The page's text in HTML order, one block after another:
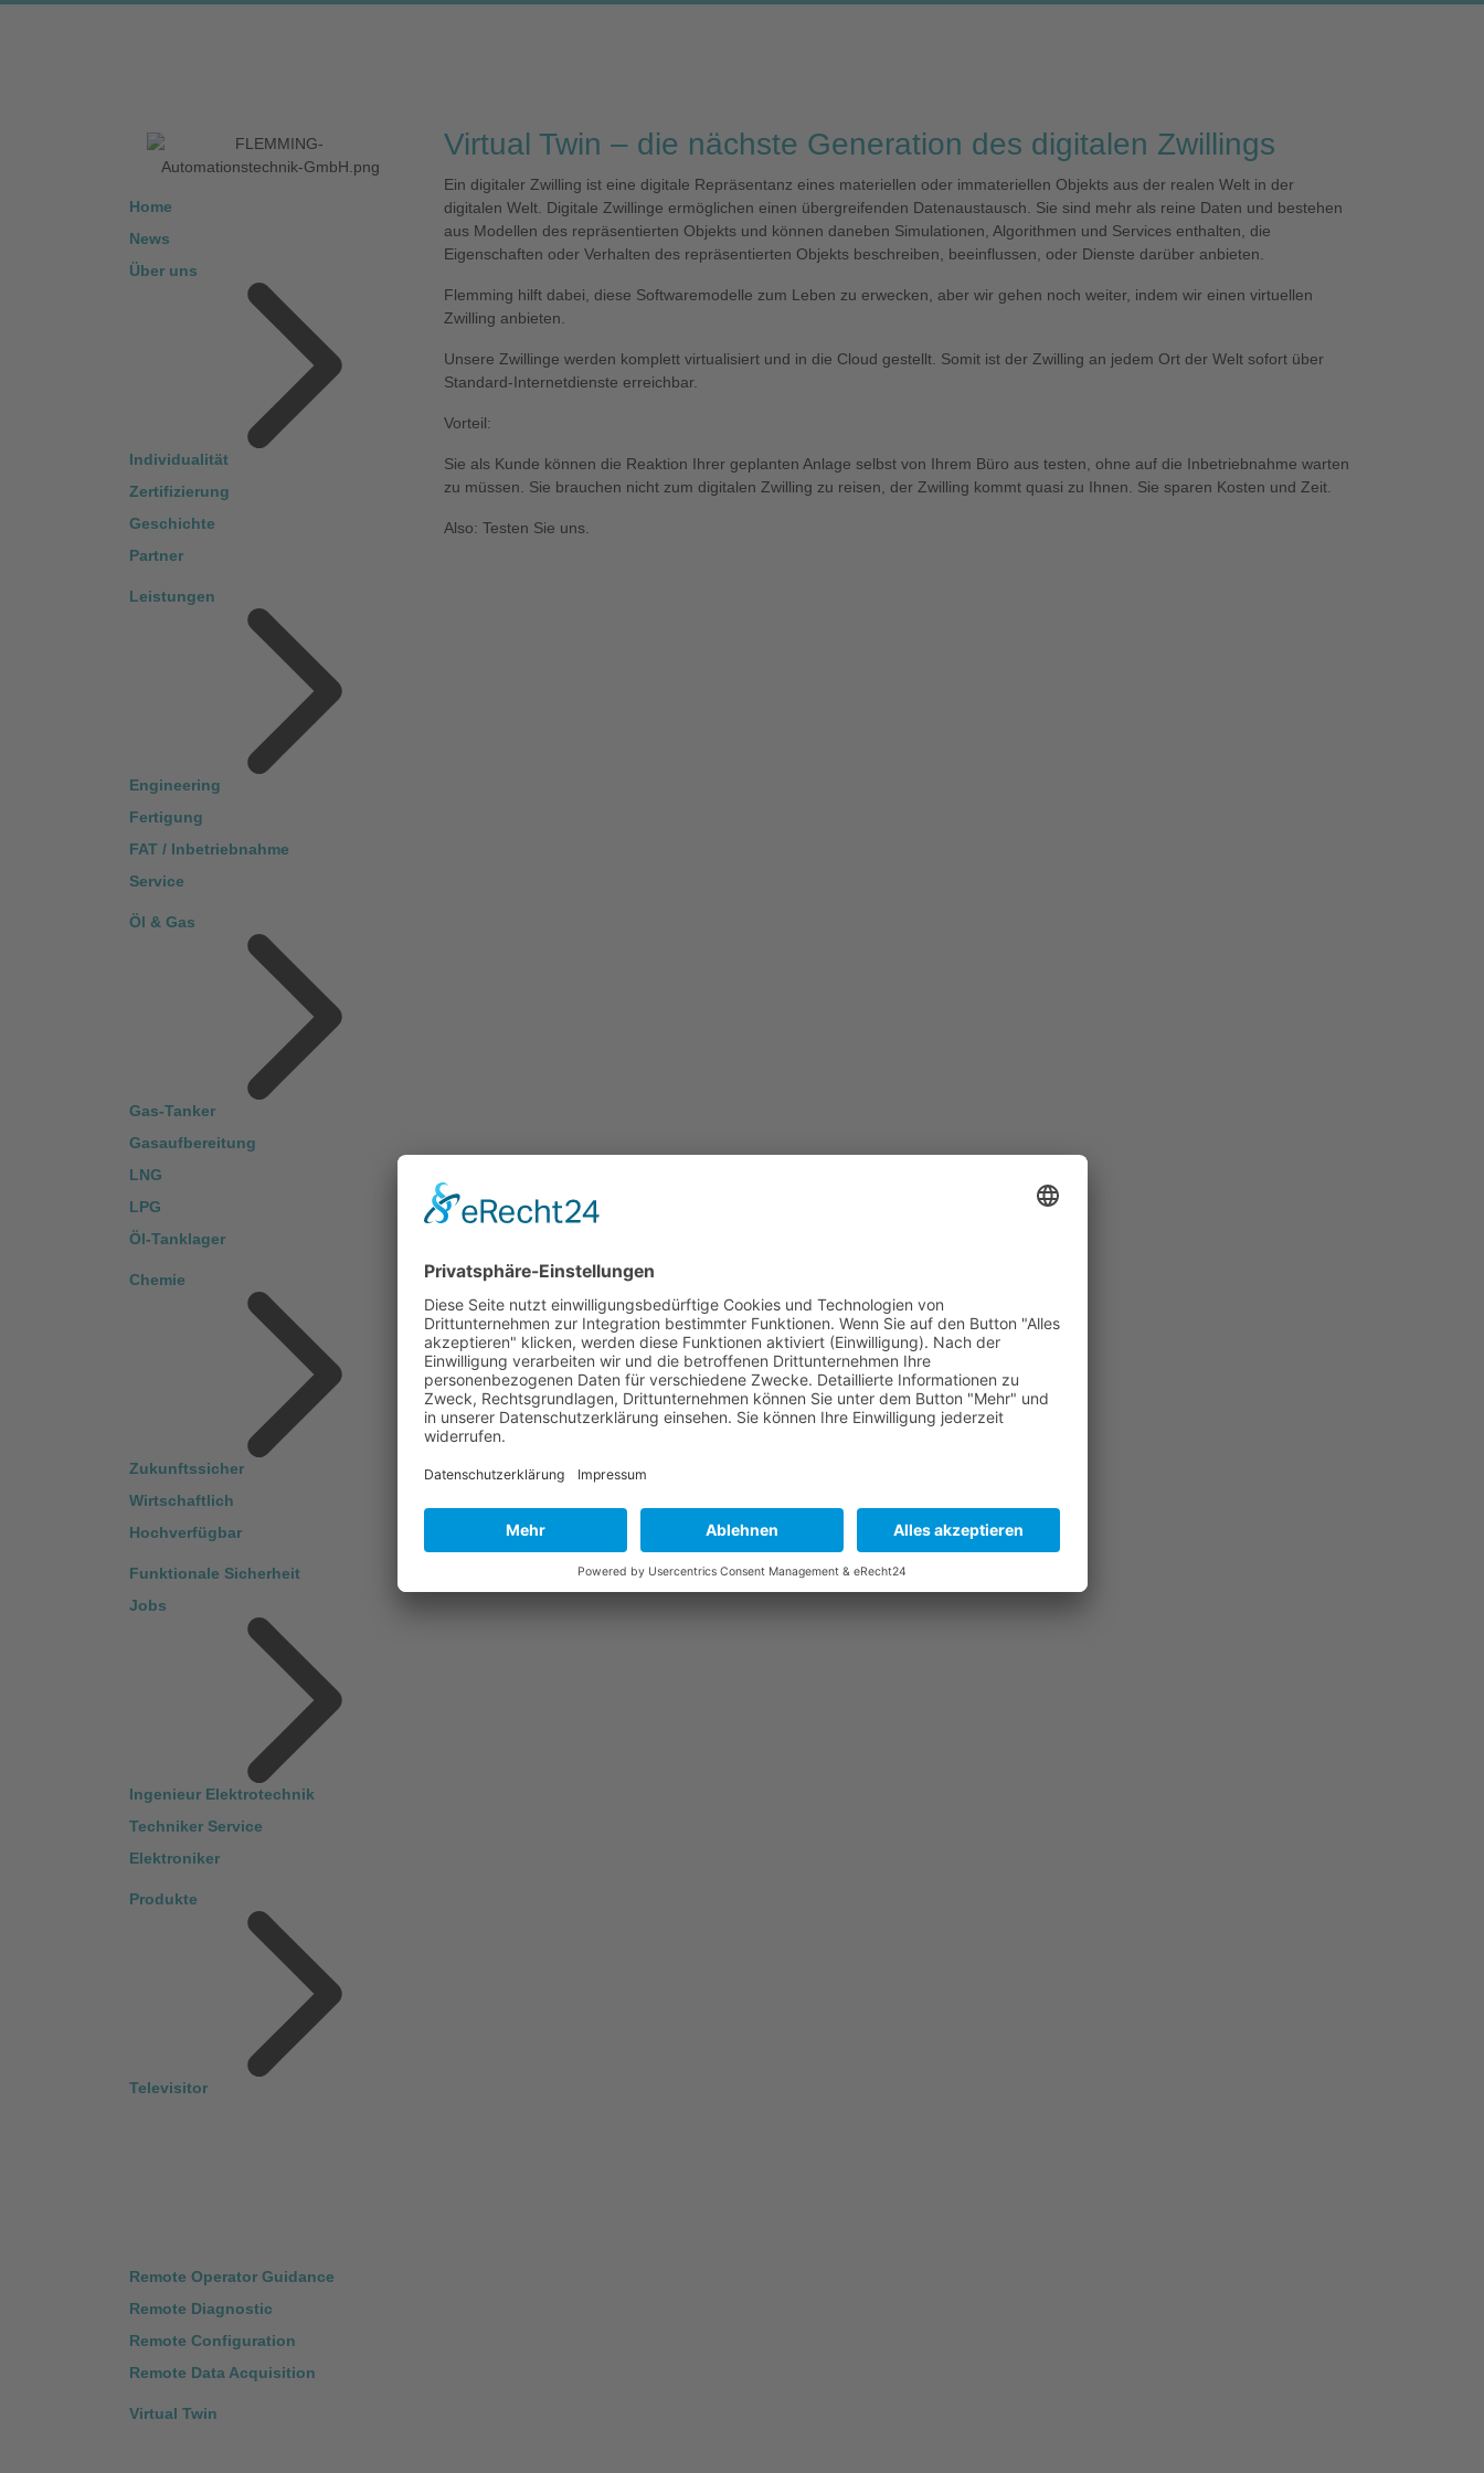
Home
News
Über uns
Individualität
Zertifizierung
Geschichte
Partner
Leistungen
Engineering
Fertigung
FAT / Inbetriebnahme
Service
Öl & Gas
Gas-Tanker
Gasaufbereitung
LNG
LPG
Öl-Tanklager
Chemie
Zukunftssicher
Wirtschaftlich
Hochverfügbar
Funktionale Sicherheit
Jobs
Ingenieur Elektrotechnik
Techniker Service
Elektroniker
Produkte
Televisitor
Remote Operator Guidance
Remote Diagnostic
Remote Configuration
Remote Data Acquisition
Virtual Twin
Virtual Twin – die nächste Generation des digitalen Zwillings
Ein digitaler Zwilling ist eine digitale Repräsentanz eines materiellen oder immateriellen Objekts aus der realen Welt in der
digitalen Welt. Digitale Zwillinge ermöglichen einen übergreifenden Datenaustausch. Sie sind mehr als reine Daten und bestehen
aus Modellen des repräsentierten Objekts und können daneben Simulationen, Algorithmen und Services enthalten, die
Eigenschaften oder Verhalten des repräsentierten Objekts beschreiben, beeinflussen, oder Dienste darüber anbieten.
Flemming hilft dabei, diese Softwaremodelle zum Leben zu erwecken, aber wir gehen noch weiter, indem wir einen virtuellen
Zwilling anbieten.
Unsere Zwillinge werden komplett virtualisiert und in die Cloud gestellt. Somit ist der Zwilling an jedem Ort der Welt sofort über
Standard-Internetdienste erreichbar.
Vorteil:
Sie als Kunde können die Reaktion Ihrer geplanten Anlage selbst von Ihrem Büro aus testen, ohne auf die Inbetriebnahme warten
zu müssen. Sie brauchen nicht zum digitalen Zwilling zu reisen, der Zwilling kommt quasi zu Ihnen. Sie sparen Kosten und Zeit.
Also: Testen Sie uns.